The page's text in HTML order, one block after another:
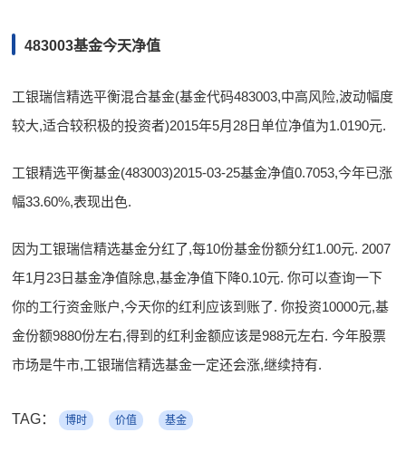
483003基金今天净值
工银瑞信精选平衡混合基金(基金代码483003,中高风险,波动幅度
较大,适合较积极的投资者)2015年5月28日单位净值为1.0190元.
工银精选平衡基金(483003)2015-03-25基金净值0.7053,今年已涨
幅33.60%,表现出色.
因为工银瑞信精选基金分红了,每10份基金份额分红1.00元. 2007
年1月23日基金净值除息,基金净值下降0.10元. 你可以查询一下
你的工行资金账户,今天你的红利应该到账了. 你投资10000元,基
金份额9880份左右,得到的红利金额应该是988元左右. 今年股票
市场是牛市,工银瑞信精选基金一定还会涨,继续持有.
TAG： 博时 价值 基金